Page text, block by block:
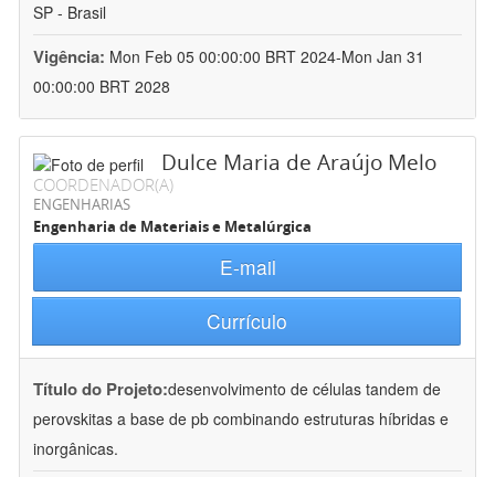
SP - Brasil
Vigência: Mon Feb 05 00:00:00 BRT 2024-Mon Jan 31
00:00:00 BRT 2028
Dulce Maria de Araújo Melo
COORDENADOR(A)
ENGENHARIAS
Engenharia de Materiais e Metalúrgica
E-mail
Currículo
Título do Projeto:desenvolvimento de células tandem de
perovskitas a base de pb combinando estruturas híbridas e
inorgânicas.